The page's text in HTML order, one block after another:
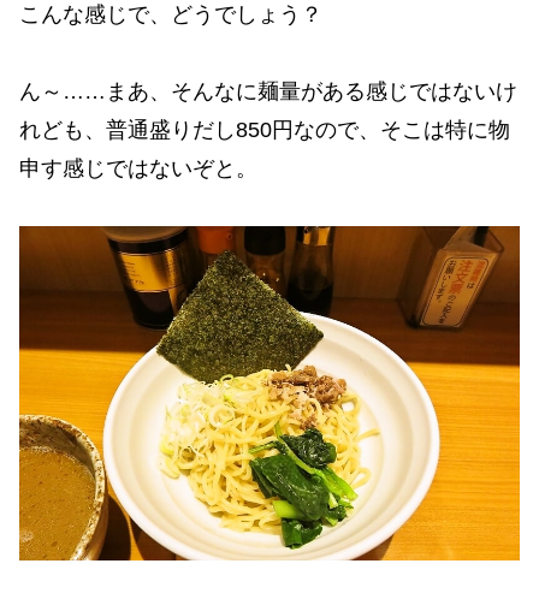
こんな感じで、どうでしょう？
ん～……まあ、そんなに麺量がある感じではないけ
れども、普通盛りだし850円なので、そこは特に物
申す感じではないぞと。